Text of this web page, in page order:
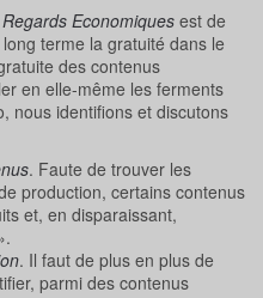
Regards Economiques est de
terme la gratuité dans le
des contenus
en elle-même les ferments
nous identifions et discutons
. Faute de trouver les
production, certains contenus
et, en disparaissant,
. Il faut de plus en plus de
parmi des contenus